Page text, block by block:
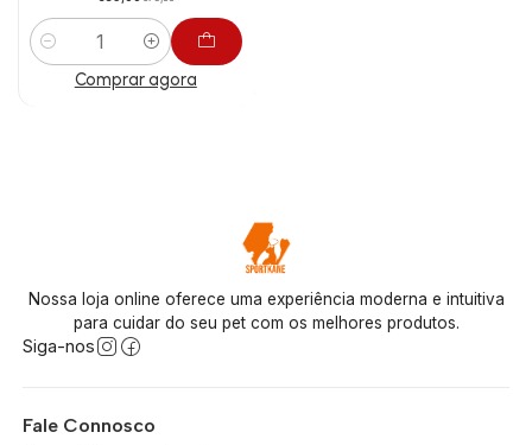
Quantidade
Comprar agora
Nossa loja online oferece uma experiência moderna e intuitiva
para cuidar do seu pet com os melhores produtos.
Siga-nos
Fale Connosco